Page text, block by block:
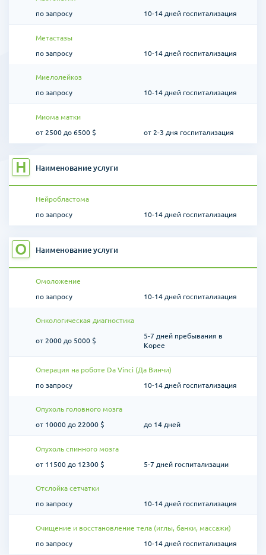
по запросу
10-14 дней госпитализация
Метастазы
по запросу
10-14 дней госпитализация
Миелолейкоз
по запросу
10-14 дней госпитализация
Миома матки
от 2500 до 6500 $
от 2-3 дня госпитализация
Н Наименование услуги
Нейробластома
по запросу
10-14 дней госпитализация
О Наименование услуги
Омоложение
по запросу
10-14 дней госпитализация
Онкологическая диагностика
от 2000 до 5000 $
5-7 дней пребывания в
Корее
Операция на роботе Da Vinci (Да Винчи)
по запросу
10-14 дней госпитализация
Опухоль головного мозга
от 10000 до 22000 $
до 14 дней
Опухоль спинного мозга
от 11500 до 12300 $
5-7 дней госпитализации
Отслойка сетчатки
по запросу
10-14 дней госпитализация
Очищение и восстановление тела (иглы, банки, массажи)
по запросу
10-14 дней госпитализация